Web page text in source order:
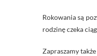
Rokowania są
rodzinę czeka
Zapraszamy